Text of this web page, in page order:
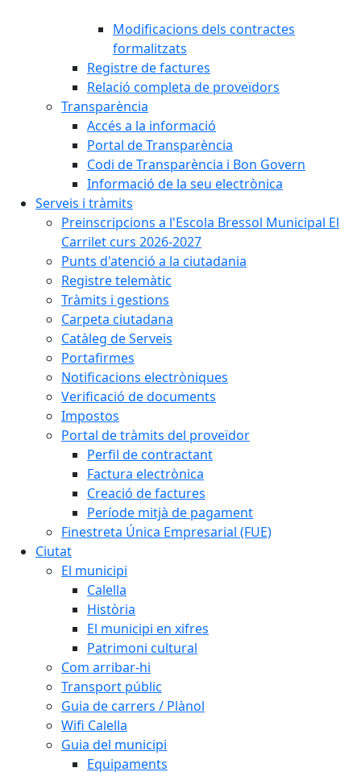
Modificacions dels contractes
formalitzats
Registre de factures
Relació completa de proveïdors
Transparència
Accés a la informació
Portal de Transparència
Codi de Transparència i Bon Govern
Informació de la seu electrònica
Serveis i tràmits
Preinscripcions a l'Escola Bressol Municipal El
Carrilet curs 2026-2027
Punts d'atenció a la ciutadania
Registre telemàtic
Tràmits i gestions
Carpeta ciutadana
Catàleg de Serveis
Portafirmes
Notificacions electròniques
Verificació de documents
Impostos
Portal de tràmits del proveïdor
Perfil de contractant
Factura electrònica
Creació de factures
Període mitjà de pagament
Finestreta Única Empresarial (FUE)
Ciutat
El municipi
Calella
Història
El municipi en xifres
Patrimoni cultural
Com arribar-hi
Transport públic
Guia de carrers / Plànol
Wifi Calella
Guia del municipi
Equipaments